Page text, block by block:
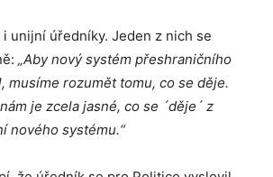
unijní úředníky. Jeden z nich se
„Aby nový systém přeshraničního
musíme rozumět tomu, co se děje.
je zcela jasné, co se ´děje´ z
nového systému.“